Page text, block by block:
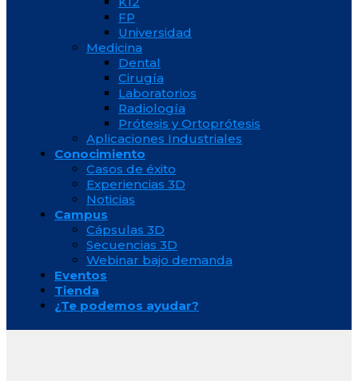
FP
Universidad
Medicina
Dental
Cirugía
Laboratorios
Radiología
Prótesis y Ortoprótesis
Aplicaciones Industriales
Conocimiento
Casos de éxito
Experiencias 3D
Noticias
Campus
Cápsulas 3D
Secuencias 3D
Webinar bajo demanda
Eventos
Tienda
¿Te podemos ayudar?